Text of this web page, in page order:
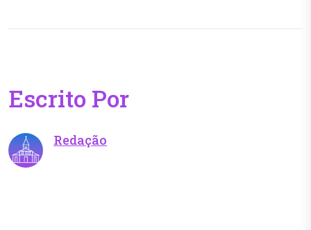
Escrito Por
Redação